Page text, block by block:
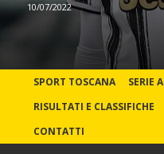
10/07/2022
SPORT TOSCANA SERIE A
RISULTATI E CLASSIFICHE
CONTATTI